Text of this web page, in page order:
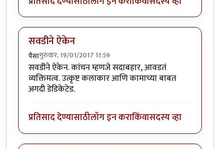
सवडीने ऐकेन
पैसागुरुवार, 19/01/2017 11:59
सवडीने ऐकेन. कांचन म्हणजे सदाबहार, आवडतं
व्यक्तिमत्व. उत्कृष्ट कलाकार आणि कामाच्या बाबत
अगदी डेडिकेटेड.
प्रतिसाद देण्यासाठीलॉग इन कराकिंवासदस्य व्हा